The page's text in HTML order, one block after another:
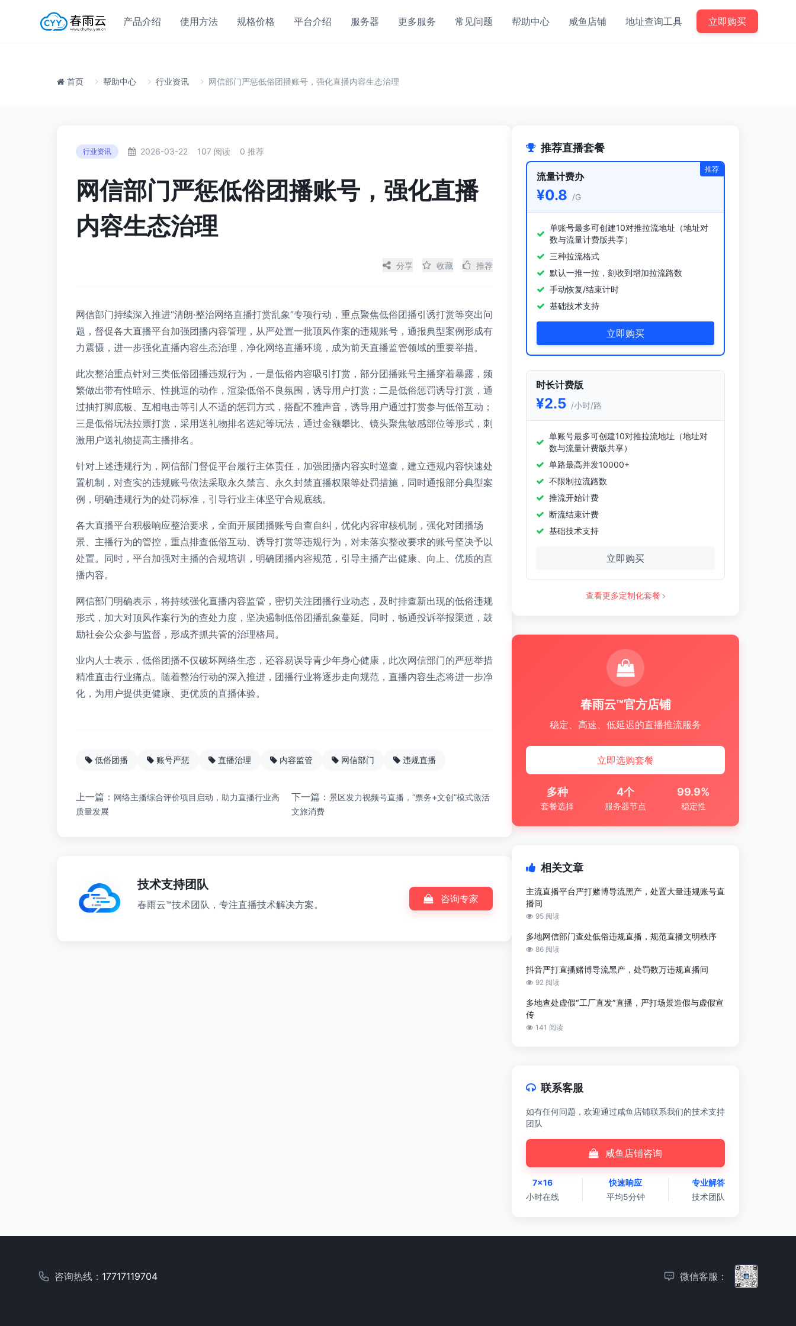
产品介绍 使用方法 规格价格 平台介绍 服务器 更多服务 常见问题 帮助中心 咸鱼店铺 地址查询工具 立即购买
首页 帮助中心 行业资讯 网信部门严惩低俗团播账号，强化直播内容生态治理
行业资讯 2026-03-22 107 阅读 0 推荐
网信部门严惩低俗团播账号，强化直播
内容生态治理
分享 收藏 推荐
网信部门持续深入推进“清朗·整治网络直播打赏乱象”专项行动，重点聚焦低俗团播引诱打赏等突出问
题，督促各大直播平台加强团播内容管理，从严处置一批顶风作案的违规账号，通报典型案例形成有
力震慑，进一步强化直播内容生态治理，净化网络直播环境，成为前天直播监管领域的重要举措。
此次整治重点针对三类低俗团播违规行为，一是低俗内容吸引打赏，部分团播账号主播穿着暴露，频
繁做出带有性暗示、性挑逗的动作，渲染低俗不良氛围，诱导用户打赏；二是低俗惩罚诱导打赏，通
过抽打脚底板、互相电击等引人不适的惩罚方式，搭配不雅声音，诱导用户通过打赏参与低俗互动；
三是低俗玩法拉票打赏，采用送礼物排名选妃等玩法，通过金额攀比、镜头聚焦敏感部位等形式，刺
激用户送礼物提高主播排名。
针对上述违规行为，网信部门督促平台履行主体责任，加强团播内容实时巡查，建立违规内容快速处
置机制，对查实的违规账号依法采取永久禁言、永久封禁直播权限等处罚措施，同时通报部分典型案
例，明确违规行为的处罚标准，引导行业主体坚守合规底线。
各大直播平台积极响应整治要求，全面开展团播账号自查自纠，优化内容审核机制，强化对团播场
景、主播行为的管控，重点排查低俗互动、诱导打赏等违规行为，对未落实整改要求的账号坚决予以
处置。同时，平台加强对主播的合规培训，明确团播内容规范，引导主播产出健康、向上、优质的直
播内容。
网信部门明确表示，将持续强化直播内容监管，密切关注团播行业动态，及时排查新出现的低俗违规
形式，加大对顶风作案行为的查处力度，坚决遏制低俗团播乱象蔓延。同时，畅通投诉举报渠道，鼓
励社会公众参与监督，形成齐抓共管的治理格局。
业内人士表示，低俗团播不仅破坏网络生态，还容易误导青少年身心健康，此次网信部门的严惩举措
精准直击行业痛点。随着整治行动的深入推进，团播行业将逐步走向规范，直播内容生态将进一步净
化，为用户提供更健康、更优质的直播体验。
低俗团播 账号严惩 直播治理 内容监管 网信部门 违规直播
上一篇： 网络主播综合评价项目启动，助力直播行业高
质量发展
下一篇： 景区发力视频号直播，“票务+文创”模式激活
文旅消费
技术支持团队
春雨云™技术团队，专注直播技术解决方案。 咨询专家
推荐直播套餐
推荐
流量计费办
¥0.8 /G
单账号最多可创建10对推拉流地址（地址对
数与流量计费版共享）
三种拉流格式
默认一推一拉，刻收到增加拉流路数
手动恢复/结束计时
基础技术支持
立即购买
时长计费版
¥2.5 /小时/路
单账号最多可创建10对推拉流地址（地址对
数与流量计费版共享）
单路最高并发10000+
不限制拉流路数
推流开始计费
断流结束计费
基础技术支持
立即购买
查看更多定制化套餐
春雨云™官方店铺
稳定、高速、低延迟的直播推流服务
立即选购套餐
多种
套餐选择
4个
服务器节点
99.9%
稳定性
相关文章
主流直播平台严打赌博导流黑产，处置大量违规账号直
播间
95 阅读
多地网信部门查处低俗违规直播，规范直播文明秩序
86 阅读
抖音严打直播赌博导流黑产，处罚数万违规直播间
92 阅读
多地查处虚假“工厂直发”直播，严打场景造假与虚假宣
传
141 阅读
联系客服
如有任何问题，欢迎通过咸鱼店铺联系我们的技术支持
团队
咸鱼店铺咨询
7×16
小时在线
快速响应
平均5分钟
专业解答
技术团队
咨询热线： 17717119704 微信客服：